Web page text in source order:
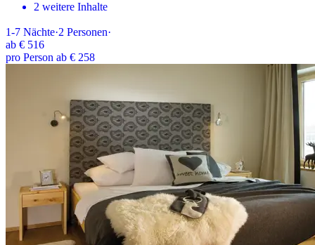
2 weitere Inhalte
1-7 Nächte·2 Personen·
ab € 516
pro Person ab € 258